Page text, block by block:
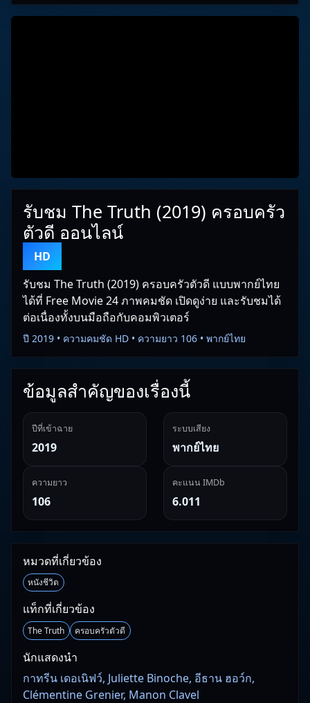
รับชม The Truth (2019) ครอบครัว
ตัวดี ออนไลน์
HD
รับชม The Truth (2019) ครอบครัวตัวดี แบบพากย์ไทย
ได้ที่ Free Movie 24 ภาพคมชัด เปิดดูง่าย และรับชมได้
ต่อเนื่องทั้งบนมือถือกับคอมพิวเตอร์
ปี 2019 • ความคมชัด HD • ความยาว 106 • พากย์ไทย
ข้อมูลสำคัญของเรื่องนี้
ปีที่เข้าฉาย
2019
ระบบเสียง
พากย์ไทย
ความยาว
106
คะแนน IMDb
6.011
หมวดที่เกี่ยวข้อง
หนังชีวิต
แท็กที่เกี่ยวข้อง
The Truth ครอบครัวตัวดี
นักแสดงนำ
กาทรีน เดอเนิฟว์, Juliette Binoche, อีธาน ฮอว์ก,
Clémentine Grenier, Manon Clavel